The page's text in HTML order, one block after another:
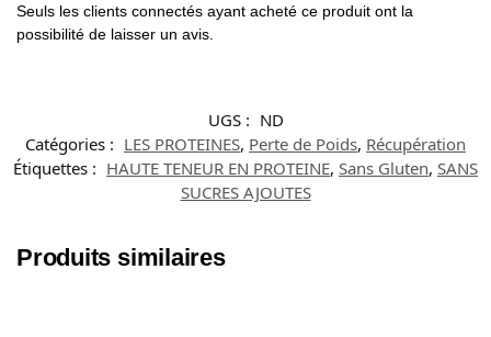
Seuls les clients connectés ayant acheté ce produit ont la
possibilité de laisser un avis.
UGS : ND
Catégories : LES PROTEINES, Perte de Poids, Récupération
Étiquettes : HAUTE TENEUR EN PROTEINE, Sans Gluten, SANS
SUCRES AJOUTES
Produits similaires